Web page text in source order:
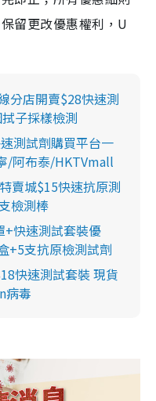
留更改優惠權利，U
分店開賣$28快速測
子採樣檢測
測試劑購買平台一
/阿布泰/HKTVmall
賣城$15快速抗原測
檢測棒
+快速測試套裝優
+5支抗原檢測試劑
快速測試套裝 現貨
病毒